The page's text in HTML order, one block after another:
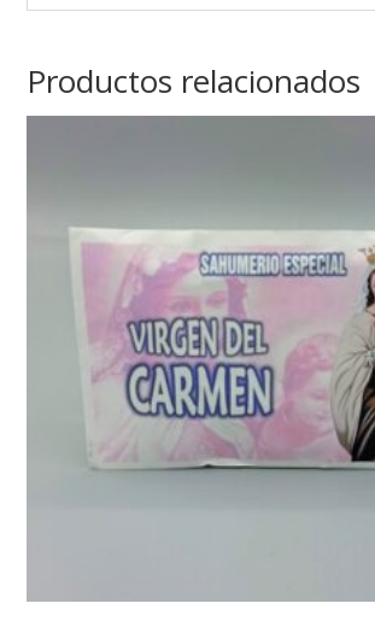
Productos relacionados